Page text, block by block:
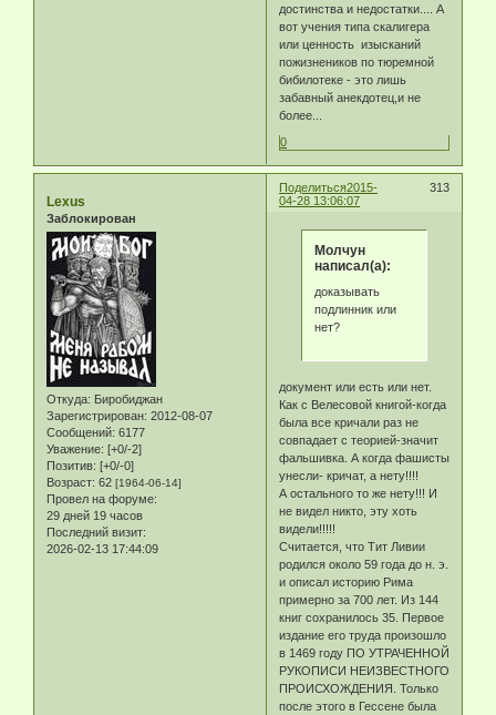
достинства и недостатки.... А
вот учения типа скалигера
или ценность изысканий
пожизнеников по тюремной
бибилотеке - это лишь
забавный анекдотец,и не
более...
0
Поделиться 313
2015-
04-28 13:06:07
Lexus
Заблокирован
Откуда: Биробиджан
Зарегистрирован: 2012-08-07
Сообщений: 6177
Уважение: [+0/-2]
Позитив: [+0/-0]
Возраст: 62 [1964-06-14]
Провел на форуме:
29 дней 19 часов
Последний визит:
2026-02-13 17:44:09
Молчун
написал(а):
доказывать
подлинник или
нет?
документ или есть или нет.
Как с Велесовой книгой-когда
была все кричали раз не
совпадает с теорией-значит
фальшивка. А когда фашисты
унесли- кричат, а нету!!!!
А остального то же нету!!! И
не видел никто, эту хоть
видели!!!!!
Считается, что Тит Ливии
родился около 59 года до н. э.
и описал историю Рима
примерно за 700 лет. Из 144
книг сохранилось 35. Первое
издание его труда произошло
в 1469 году ПО УТРАЧЕННОЙ
РУКОПИСИ НЕИЗВЕСТНОГО
ПРОИСХОЖДЕНИЯ. Только
после этого в Гессене была